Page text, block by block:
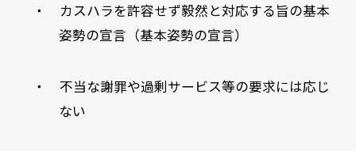
・ カスハラを許容せず毅然と対応する旨の基本
姿勢の宣言（基本姿勢の宣言）
・ 不当な謝罪や過剰サービス等の要求には応じ
ない